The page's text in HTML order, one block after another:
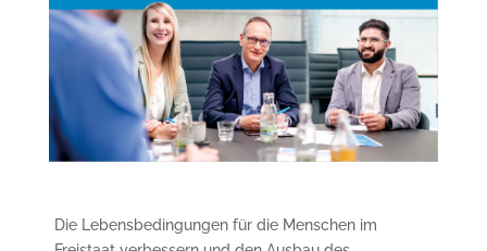
Die Lebensbedingungen für die Menschen im